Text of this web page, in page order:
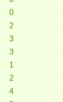
0
2
3
3
1
2
4